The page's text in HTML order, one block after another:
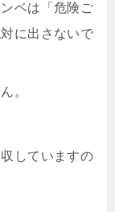
ベは「危険ご
に出さないで
。
していますの